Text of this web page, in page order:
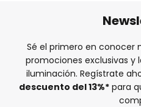
Sé el primero en conocer
promociones exclusivas y
iluminación. Regístrate
descuento del13%* para